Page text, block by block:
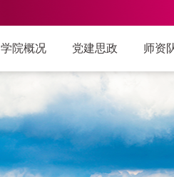
学院概况 党建思政 师资